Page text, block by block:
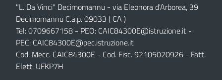
"L. Da Vinci" Decimomannu - via Eleonora d'Arborea, 39
Decimomannu C.a.p. 09033 ( CA )
Tel: 0709667158 - PEO: CAIC84300E@istruzione.it -
PEC: CAIC84300E@pec.istruzione.it
Cod. Mecc. CAIC84300E - Cod. Fisc. 92105020926 - Fatt.
Elett. UFKP7H